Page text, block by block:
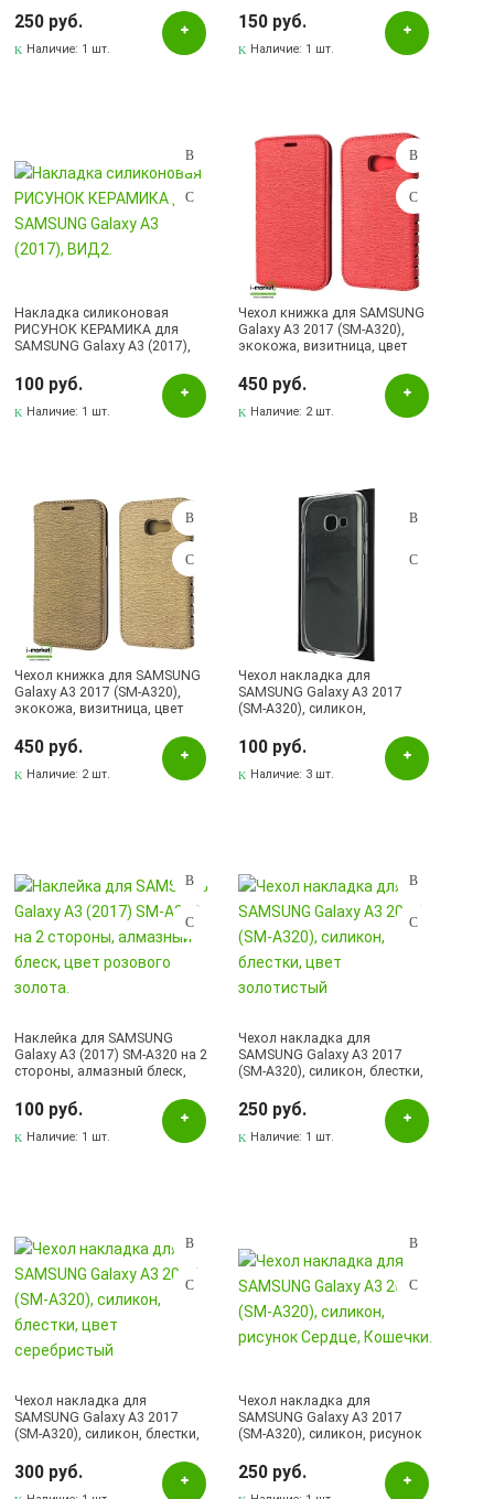
250 руб.
Наличие: 1 шт.
150 руб.
Наличие: 1 шт.
Накладка силиконовая
РИСУНОК КЕРАМИКА для
SAMSUNG Galaxy A3 (2017),
100 руб.
Наличие: 1 шт.
Чехол книжка для SAMSUNG
Galaxy A3 2017 (SM-A320),
экокожа, визитница, цвет
450 руб.
Наличие: 2 шт.
Чехол книжка для SAMSUNG
Galaxy A3 2017 (SM-A320),
экокожа, визитница, цвет
450 руб.
Наличие: 2 шт.
Чехол накладка для
SAMSUNG Galaxy A3 2017
(SM-A320), силикон,
прозрачный
100 руб.
Наличие: 3 шт.
Наклейка для SAMSUNG
Galaxy A3 (2017) SM-A320 на 2
стороны, алмазный блеск,
100 руб.
Наличие: 1 шт.
Чехол накладка для
SAMSUNG Galaxy A3 2017
(SM-A320), силикон, блестки,
250 руб.
Наличие: 1 шт.
Чехол накладка для
SAMSUNG Galaxy A3 2017
(SM-A320), силикон, блестки,
300 руб.
Чехол накладка для
SAMSUNG Galaxy A3 2017
(SM-A320), силикон, рисунок
250 руб.